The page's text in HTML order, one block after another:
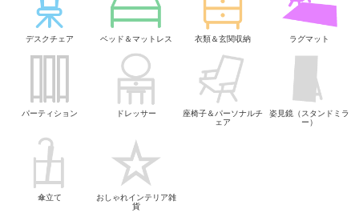
デスクチェア ベッド＆マットレス 衣類＆玄関収納 ラグマット
パーティション ドレッサー
座椅子＆パーソナルチ
ェア
姿見鏡（スタンドミラ
ー）
傘立て
おしゃれインテリア雑
貨